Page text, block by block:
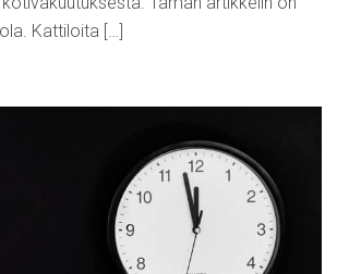
Kattiloita […]